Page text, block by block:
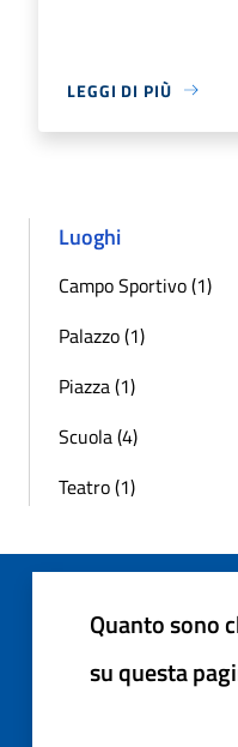
LEGGI DI PIÙ
Luoghi
Campo Sportivo (1)
Palazzo (1)
Piazza (1)
Scuola (4)
Teatro (1)
Quanto sono
su questa